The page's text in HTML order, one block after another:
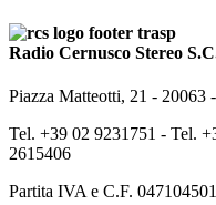
Radio Cernusco Stereo
Piazza Matteotti, 21 -
Tel. +39 02 9231751 - Tel.
2615406
Partita IVA e C.F.